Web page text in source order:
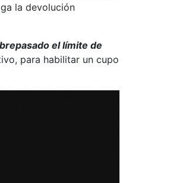
la devolución
el límite de
para habilitar un cupo